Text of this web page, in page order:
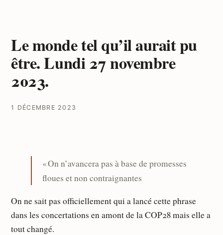
Le monde tel qu’il aurait pu
être. Lundi 27 novembre
2023.
1 DÉCEMBRE 2023
« On n’avancera pas à base de promesses
floues et non contraignantes
On ne sait pas officiellement qui a lancé cette phrase
dans les concertations en amont de la COP28 mais elle a
tout changé.